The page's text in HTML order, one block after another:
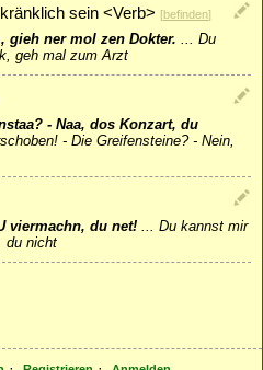
kränklich sein <Verb> [befinden]
gieh ner mol zen Dokter. ... Du
geh mal zum Arzt
- Naa, dos Konzart, du
- Die Greifensteine? - Nein,
viermachn, du net! ... Du kannst mir
du nicht